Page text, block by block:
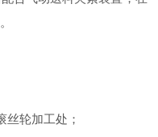
轮加工处；